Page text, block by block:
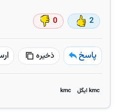
2
0
پاسخ ذخیره
kmc ایگل kmc